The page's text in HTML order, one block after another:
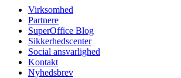
Virksomhed
Partnere
SuperOffice Blog
Sikkerhedscenter
Social ansvarlighed
Kontakt
Nyhedsbrev